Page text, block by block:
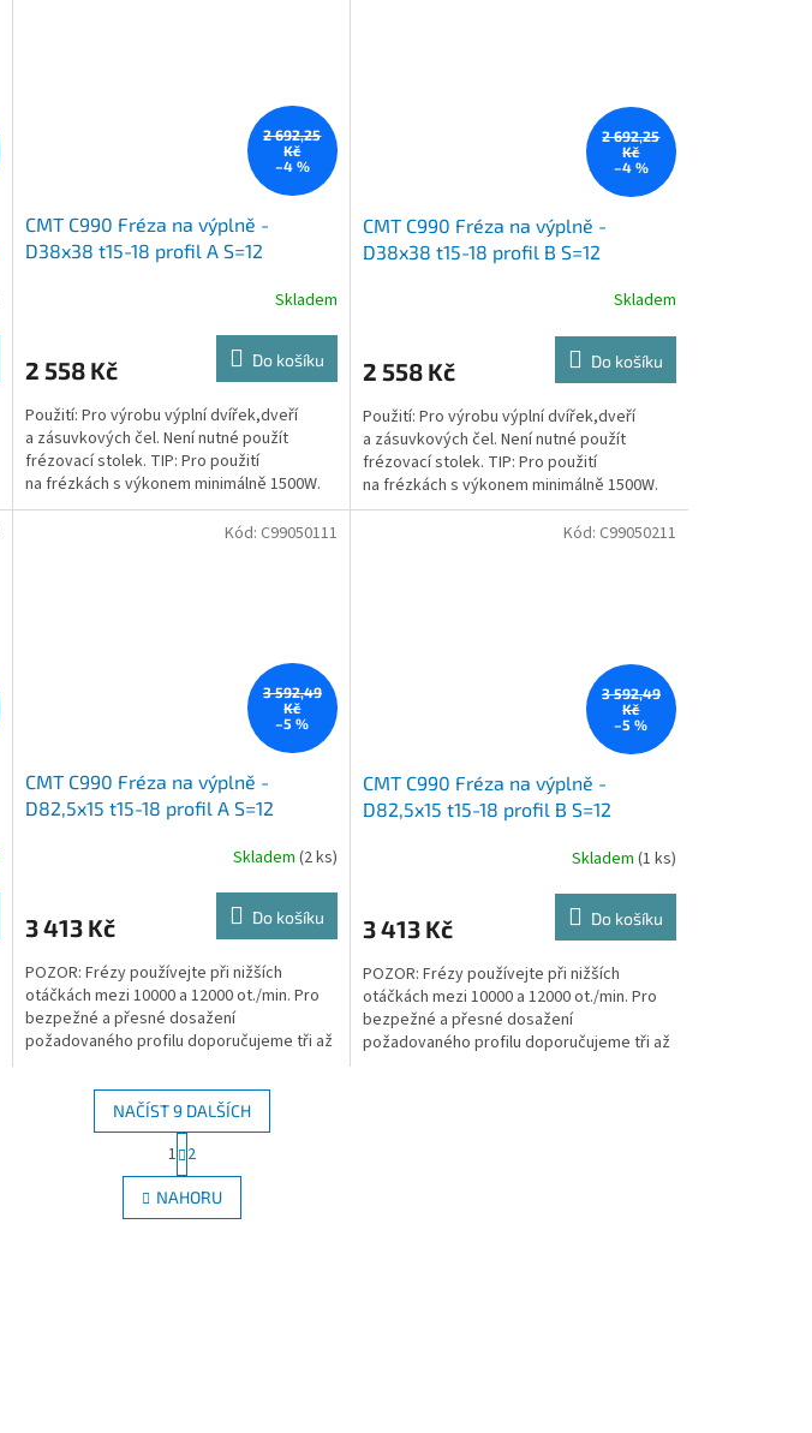
2 692,25
Kč
–4 %
CMT C990 Fréza na výplně -
D38x38 t15-18 profil A S=12
Skladem
2 558 Kč Do košíku
Použití: Pro výrobu výplní dvířek,dveří
a zásuvkových čel. Není nutné použít
frézovací stolek. TIP: Pro použití
na frézkách s výkonem minimálně 1500W.
Doporučujeme horní frézku...
2 692,25
Kč
–4 %
CMT C990 Fréza na výplně -
D38x38 t15-18 profil B S=12
Skladem
2 558 Kč Do košíku
Použití: Pro výrobu výplní dvířek,dveří
a zásuvkových čel. Není nutné použít
frézovací stolek. TIP: Pro použití
na frézkách s výkonem minimálně 1500W.
Doporučujeme horní frézku...
3 592,49
Kč
–5 %
CMT C990 Fréza na výplně -
D82,5x15 t15-18 profil A S=12
Skladem (2 ks)
3 413 Kč Do košíku
POZOR: Frézy používejte při nižších
otáčkách mezi 10000 a 12000 ot./min. Pro
bezpežné a přesné dosažení
požadovaného profilu doporučujeme tři až
Kód: C99050111
3 592,49
Kč
–5 %
CMT C990 Fréza na výplně -
D82,5x15 t15-18 profil B S=12
Skladem (1 ks)
3 413 Kč Do košíku
POZOR: Frézy používejte při nižších
otáčkách mezi 10000 a 12000 ot./min. Pro
bezpežné a přesné dosažení
požadovaného profilu doporučujeme tři až
Kód: C99050211
O
v
l
NAČÍST 9 DALŠÍCH
t
r
á
n
1 2
NAHORU